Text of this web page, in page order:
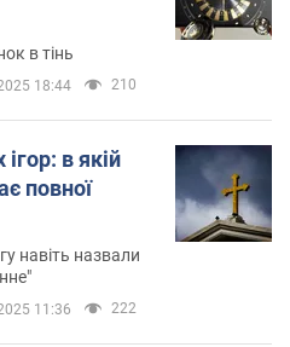
в тінь
18:44 210
в якій
повної
навіть назвали
11:36 222